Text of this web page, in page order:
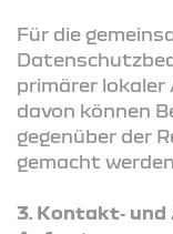
Für die
primärer lokaler
davon können
gegenüber der
gemacht werden.
3. Kontakt‑